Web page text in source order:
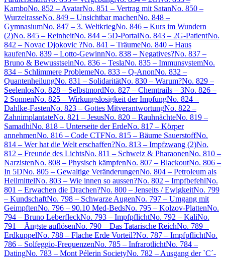
KamboNo. 852 – AvatarNo. 851 – Vertrag mit SatanNo. 850 –
WurzelrasseNo. 849 – Unsichtbar machenNo. 848 –
GymnasiumNo. 847 – 3. WeltkriegNo. 846 – Kurs im Wundern
(2)No. 845 – ReinheitNo. 844 – 5D-PortalNo. 843 – 2G-PatientNo.
842 – Novac Djokovic ?No. 841 – TräumeNo. 840 – Haus
kaufenNo. 839 – Lotto-GewinnNo. 838 – Negatives?No. 837 –
Bruno & BewusstseinNo. 836 – TeslaNo. 835 – ImmunsystemNo.
834 – Schlimmere ProblemeNo. 833 – Q-AnonNo. 832 –
QuantenheilungNo. 831 – SolidaritätNo. 830 – Warum?No. 829 –
SeelenlosNo. 828 – SelbstmordNo. 827 – Chemtrails – 3No. 826 –
2 SonnenNo. 825 – Wirkungslosigkeit der ImpfungNo. 824 –
Dahlke-FastenNo. 823 – Gottes MitverantwortungNo. 822 –
ZahnimplantateNo. 821 – JesusNo. 820 – RauhnächteNo. 819 –
SamadhiNo. 818 – Unterseite der ErdeNo. 817 – Körper
annehmenNo. 816 – Code CTFNo. 815 – Bäume SauerstoffNo.
814 – Wer hat die Welt erschaffen?No. 813 – Impfzwang (2)No.
812 – Freunde des LichtsNo. 811 – Schweiz & PharaonenNo. 810 –
NarzistenNo. 808 – Physisch kämpfenNo. 807 – BlackoutNo. 806 –
In 5DNo. 805 – Gewaltige VeränderungenNo. 804 – Petroleum als
HeilmittelNo. 803 – Wie innen so aussen?No. 802 – ImpfbefehlNo.
801 – Erwachen die Drachen?No. 800 – Jenseits / EwigkeitNo. 799
– KundschaftNo. 798 – Schwarze AugenNo. 797 – Umgang mit
GeimpftenNo. 796 – 90.10 Med-BedsNo. 795 – Kolzov-PlattenNo.
794 – Bruno LeberfleckNo. 793 – ImpfpflichtNo. 792 – KaliNo.
791 – Ängste auflösenNo. 790 – Das Tatarische ReichNo. 789 –
ErdkuppelNo. 788 – Flache Erde Vorteil?No. 787 – ImpfpflichtNo.
786 – Solfeggio-FrequenzenNo. 785 – InfrarotlichtNo. 784 –
DatingNo. 783 – Mont Pélerin SocietyNo. 782 – Ausgang der `C´-